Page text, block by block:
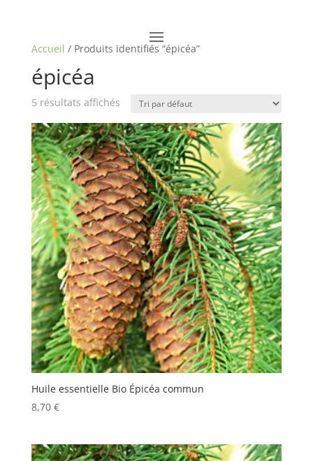
Accueil / Produits identifiés “épicéa”
épicéa
5 résultats affichés
Huile essentielle Bio Épicéa commun
8,70 €